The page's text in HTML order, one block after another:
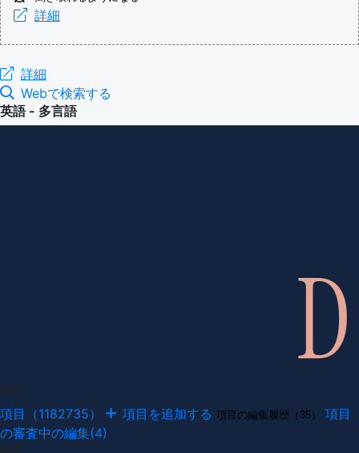
詳細
詳細
Webで検索する
英語 - 多言語
項目（1182735） 項目を追加する 項目の編集履歴（35）
項目
の審査中の編集(4)